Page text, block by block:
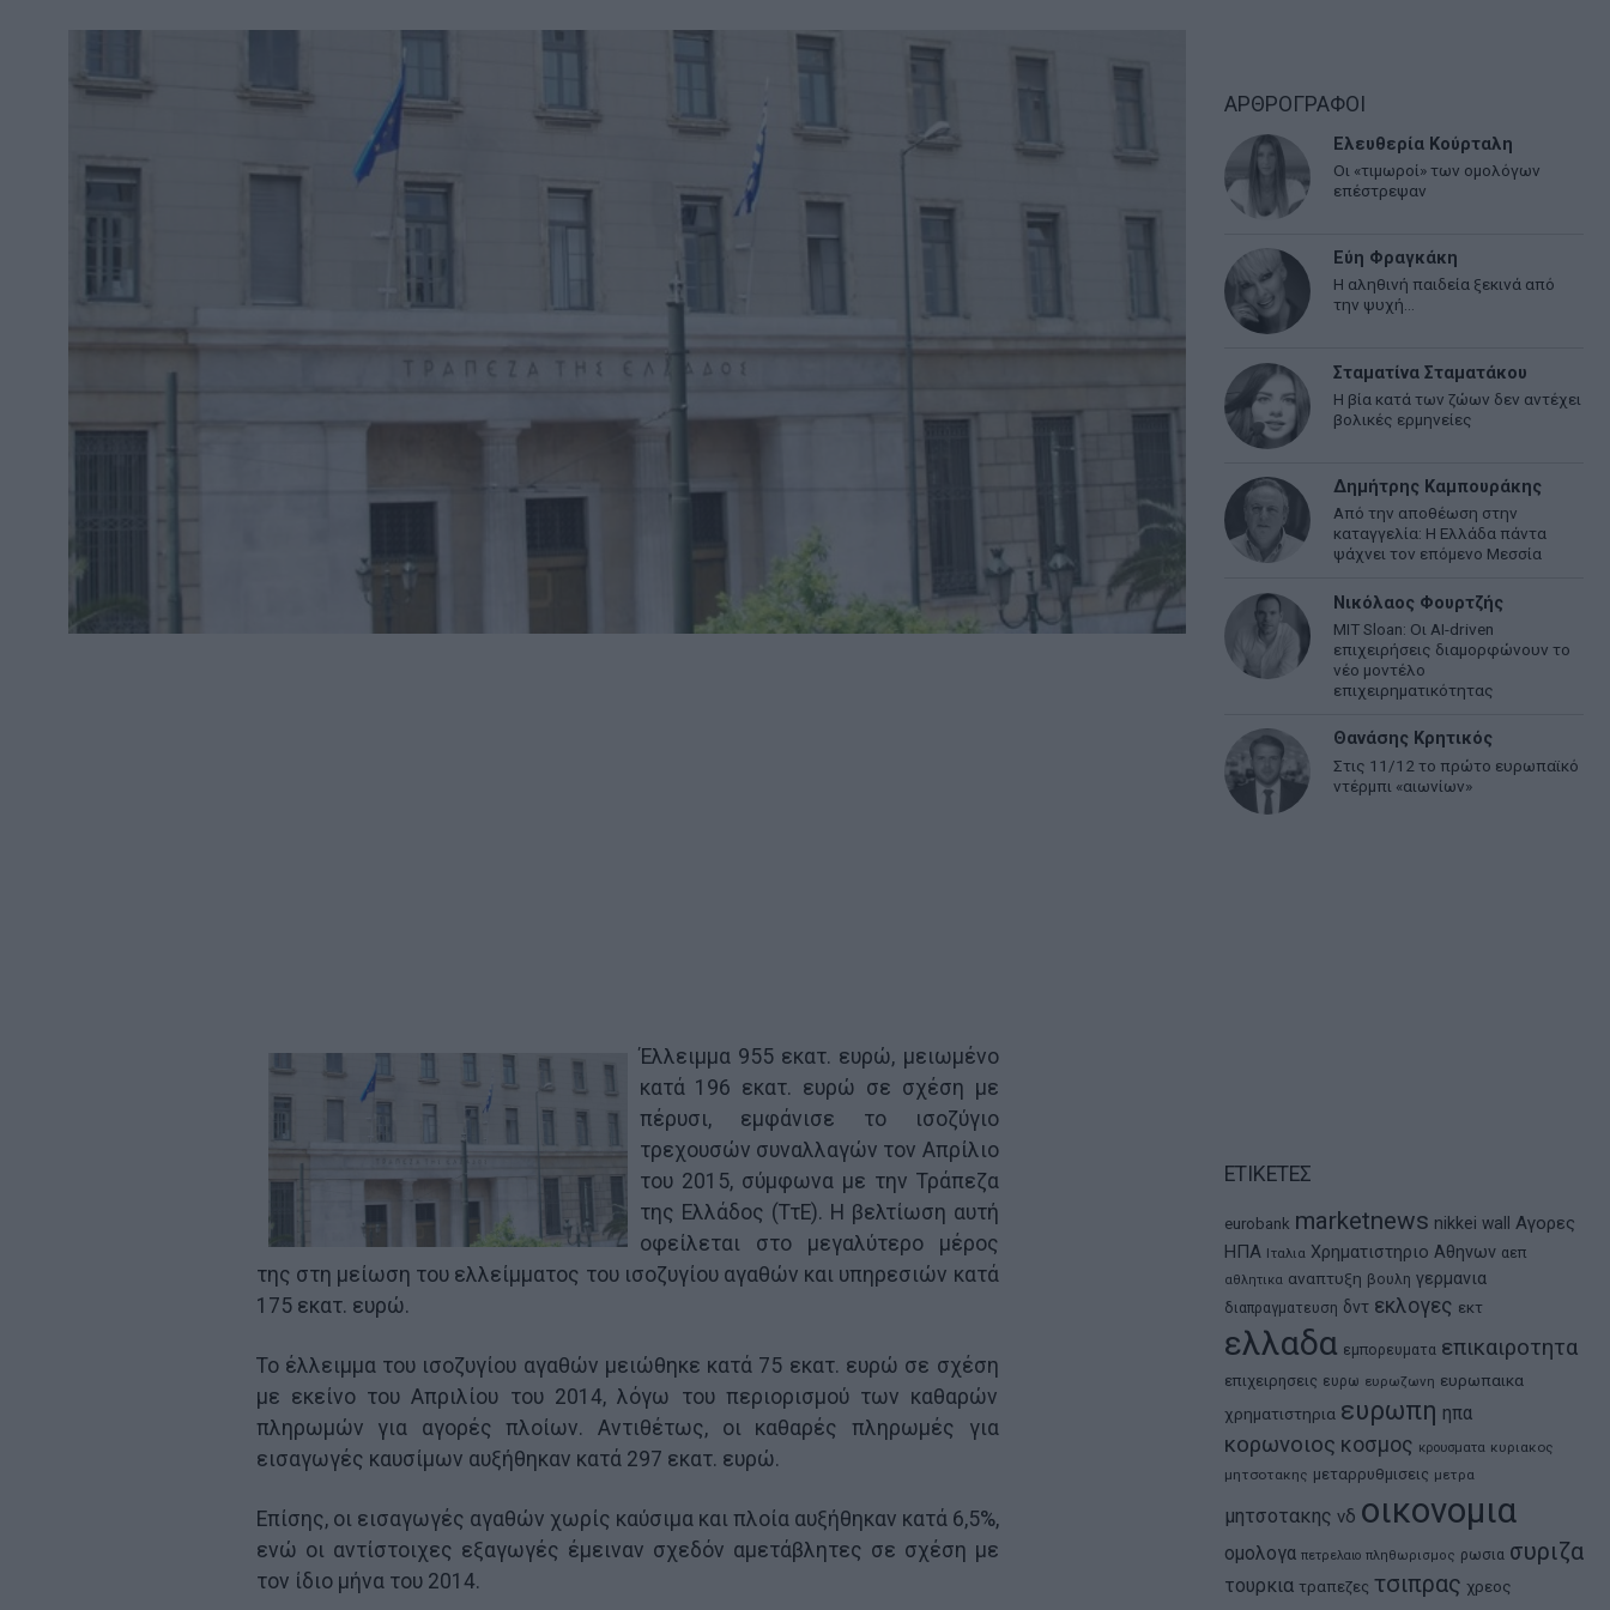
Έλλειμμα 955 εκατ. ευρώ, μειωμένο
κατά 196 εκατ. ευρώ σε σχέση με
πέρυσι, εμφάνισε το ισοζύγιο
τρεχουσών συναλλαγών τον Απρίλιο
του 2015, σύμφωνα με την Τράπεζα
της Ελλάδος (ΤτΕ). Η βελτίωση αυτή
οφείλεται στο μεγαλύτερο μέρος
της στη μείωση του ελλείμματος του ισοζυγίου αγαθών και υπηρεσιών κατά
175 εκατ. ευρώ.
Το έλλειμμα του ισοζυγίου αγαθών μειώθηκε κατά 75 εκατ. ευρώ σε σχέση
με εκείνο του Απριλίου του 2014, λόγω του περιορισμού των καθαρών
πληρωμών για αγορές πλοίων. Αντιθέτως, οι καθαρές πληρωμές για
εισαγωγές καυσίμων αυξήθηκαν κατά 297 εκατ. ευρώ.
Επίσης, οι εισαγωγές αγαθών χωρίς καύσιμα και πλοία αυξήθηκαν κατά 6,5%,
ενώ οι αντίστοιχες εξαγωγές έμειναν σχεδόν αμετάβλητες σε σχέση με
τον ίδιο μήνα του 2014.
ΑΡΘΡΟΓΡΑΦΟΙ
Ελευθερία Κούρταλη
Οι «τιμωροί» των ομολόγων
επέστρεψαν
Εύη Φραγκάκη
Η αληθινή παιδεία ξεκινά από
την ψυχή…
Σταματίνα Σταματάκου
Η βία κατά των ζώων δεν αντέχει
βολικές ερμηνείες
Δημήτρης Καμπουράκης
Από την αποθέωση στην
καταγγελία: Η Ελλάδα πάντα
ψάχνει τον επόμενο Μεσσία
Νικόλαος Φουρτζής
MIT Sloan: Οι AI-driven
επιχειρήσεις διαμορφώνουν το
νέο μοντέλο
επιχειρηματικότητας
Θανάσης Κρητικός
Στις 11/12 το πρώτο ευρωπαϊκό
ντέρμπι «αιωνίων»
ΕΤΙΚΕΤΕΣ
eurobank marketnews nikkei wall
Αγορες
ΗΠΑ Ιταλια Χρηματιστηριο Αθηνων αεπ
αθλητικα αναπτυξη βουλη γερμανια
διαπραγματευση δντ εκλογες εκτ
ελλαδα εμπορευματα επικαιροτητα
επιχειρησεις ευρω ευρωζωνη ευρωπαικα
χρηματιστηρια ευρωπη ηπα
κορωνοιος κοσμος κρουσματα κυριακος
μητσοτακης μεταρρυθμισεις μετρα
μητσοτακης νδ οικονομια
ομολογα πετρελαιο πληθωρισμος ρωσια συριζα
τουρκια τραπεζες τσιπρας χρεος